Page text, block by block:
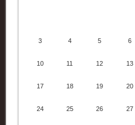
3 4 5 6
10 11 12 13
17 18 19 20
24 25 26 27